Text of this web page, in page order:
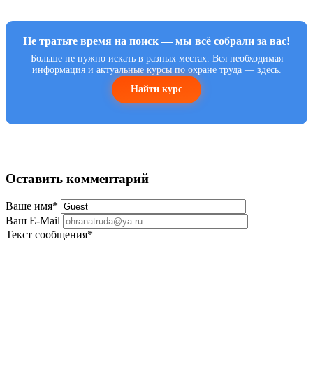
Не тратьте время на поиск — мы всё собрали за вас!
Больше не нужно искать в разных местах. Вся необходимая
информация и актуальные курсы по охране труда — здесь.
Найти курс
Оставить комментарий
Ваше имя*
Ваш E-Mail
Текст сообщения*